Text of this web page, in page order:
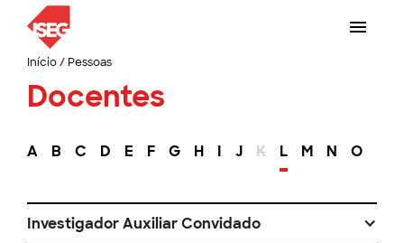
Início/ Pessoas
Docentes
A B C D E F G H I J K L M N O
Investigador Auxiliar Convidado